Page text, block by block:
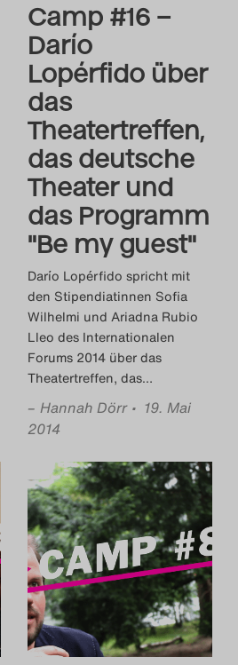
Camp #16 –
Darío
Lopérfido über
das
Theatertreffen,
das deutsche
Theater und
das Programm
"Be my guest"
Darío Lopérfido spricht mit
den Stipendiatinnen Sofia
Wilhelmi und Ariadna Rubio
Lleo des Internationalen
Forums 2014 über das
Theatertreffen, das…
– Hannah Dörr • 19. Mai
2014